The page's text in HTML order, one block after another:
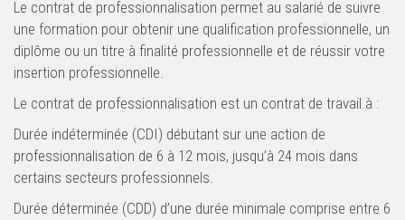
Le contrat de professionnalisation permet au salarié de suivre
une formation pour obtenir une qualification professionnelle, un
diplôme ou un titre à finalité professionnelle et de réussir votre
insertion professionnelle.
Le contrat de professionnalisation est un contrat de travail à :
Durée indéterminée (CDI) débutant sur une action de
professionnalisation de 6 à 12 mois, jusqu’à 24 mois dans
certains secteurs professionnels.
Durée déterminée (CDD) d’une durée minimale comprise entre 6